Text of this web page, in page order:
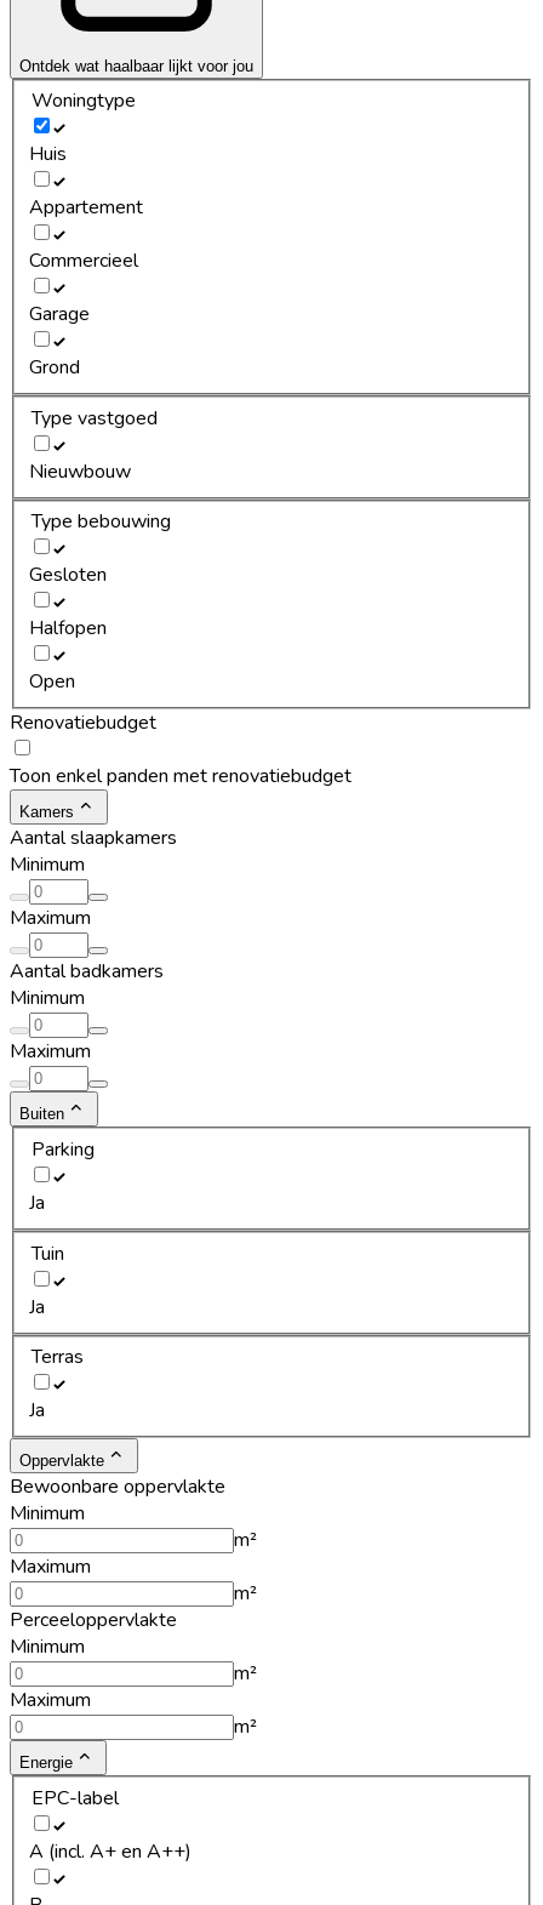
Ontdek wat haalbaar lijkt voor jou
Woningtype
Huis
Appartement
Commercieel
Garage
Grond
Type vastgoed
Nieuwbouw
Type bebouwing
Gesloten
Halfopen
Open
Renovatiebudget
Toon enkel panden met renovatiebudget
Kamers
Aantal slaapkamers
Minimum
Maximum
Aantal badkamers
Minimum
Maximum
Buiten
Parking
Ja
Tuin
Ja
Terras
Ja
Oppervlakte
Bewoonbare oppervlakte
Minimum
m²
Maximum
m²
Perceeloppervlakte
Minimum
m²
Maximum
m²
Energie
EPC-label
A (incl. A+ en A++)